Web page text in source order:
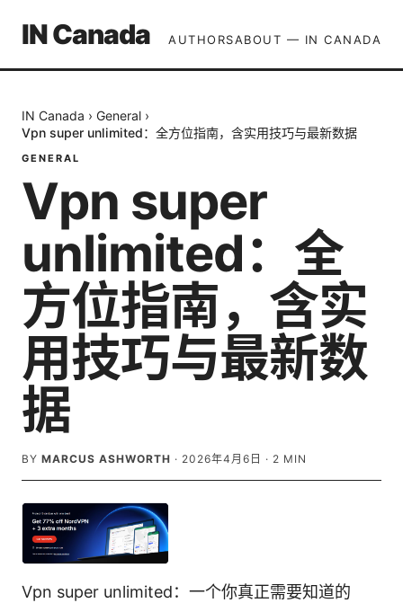
IN Canada AUTHORSABOUT — IN CANADA
IN Canada › General ›
Vpn super unlimited：全方位指南，含实用技巧与最新数据
GENERAL
Vpn super
unlimited：全
方位指南，含实
用技巧与最新数
据
BY MARCUS ASHWORTH · 2026年4月6日 · 2 MIN
Vpn super unlimited：一个你真正需要知道的